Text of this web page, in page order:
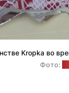
Kropka во
Фото: